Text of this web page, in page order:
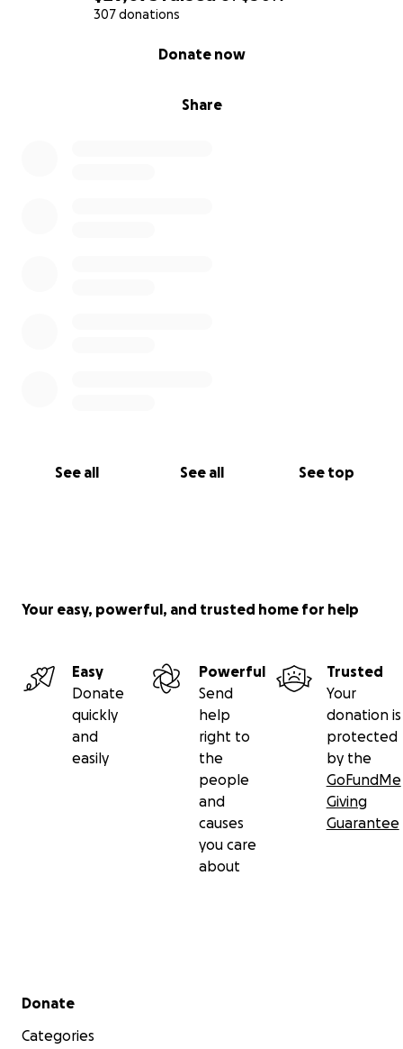
307 donations
Share
Donate now
See all See all See top
Your easy, powerful, and trusted home for help
Easy
Donate
quickly
and
easily
Powerful
Send
help
right to
the
people
and
causes
you care
about
Trusted
Your
donation is
protected
by the
GoFundMe
Giving
Guarantee
Secondary menu
Donate
Categories